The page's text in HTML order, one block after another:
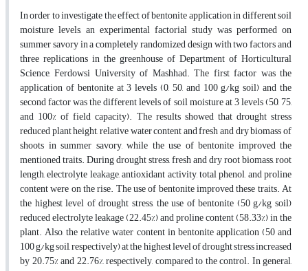
In order to investigate the effect of bentonite application in different soil
moisture levels, an experimental factorial study was performed on
summer savory in a completely randomized design with two factors and
three replications in the greenhouse of Department of Horticultural
Science, Ferdowsi University of Mashhad. The first factor was the
application of bentonite at 3 levels (0, 50, and 100 g/kg soil) and the
second factor was the different levels of soil moisture at 3 levels (50, 75,
and 100% of field capacity). The results showed that drought stress
reduced plant height, relative water content and fresh and dry biomass of
shoots in summer savory, while the use of bentonite improved the
mentioned traits. During drought stress, fresh and dry root biomass, root
length, electrolyte leakage, antioxidant activity, total phenol, and proline
content were on the rise. The use of bentonite improved these traits. At
the highest level of drought stress, the use of bentonite (50 g/kg soil)
reduced electrolyte leakage (22.45%) and proline content (58.33%) in the
plant. Also, the relative water content in bentonite application (50 and
100 g/kg soil, respectively) at the highest level of drought stress increased
by 20.75% and 22.76%, respectively, compared to the control. In general,